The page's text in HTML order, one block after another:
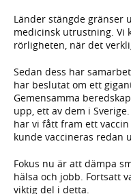
Länder stängde gränser
medicinsk utrustning. Vi
rörligheten, när det
Sedan dess har
har beslutat om ett
Gemensamma
upp, ett av dem i
har vi fått fram ett
kunde vaccineras redan
Fokus nu är att dämpa
hälsa och jobb. Fortsatt
viktig del i detta.